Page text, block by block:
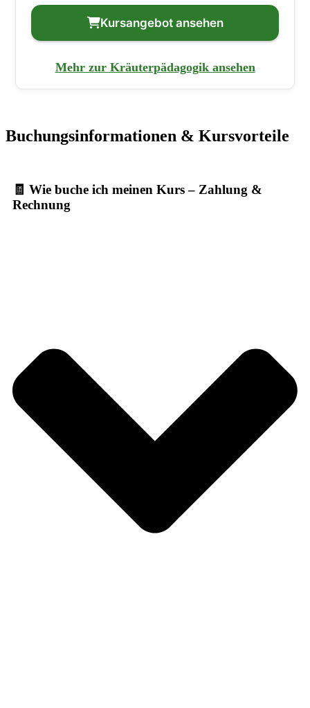
Kursangebot ansehen
Mehr zur Kräuterpädagogik ansehen
Buchungsinformationen & Kursvorteile
🧾 Wie buche ich meinen Kurs – Zahlung &
Rechnung